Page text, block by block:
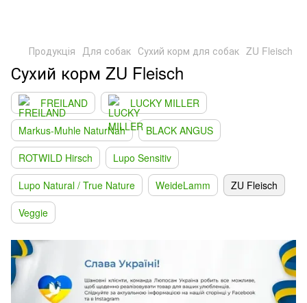
Продукція Для собак Сухий корм для собак ZU Fleisch
Сухий корм ZU Fleisch
FREILAND
LUCKY MILLER
Markus-Muhle NaturNah
BLACK ANGUS
ROTWILD Hirsch
Lupo Sensitiv
Lupo Natural / True Nature
WeideLamm
ZU Fleisch
Veggie